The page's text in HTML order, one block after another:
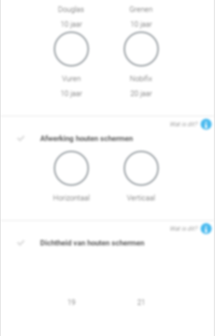
Douglas
10 jaar
Grenen
10 jaar
Vuren
10 jaar
Nobifix
20 jaar
Wat is dit?
Afwerking houten schermen
Horizontaal Verticaal
Wat is dit?
Dichtheid van houten schermen
19